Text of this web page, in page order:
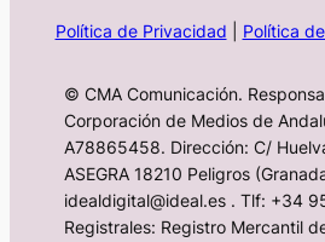
Política de Privacidad Política
© CMA Comunicación.
Corporación de Medios de
A78865458. Dirección: C/
ASEGRA 18210 Peligros
idealdigital@ideal.es . Tlf: +34
Registrales: Registro Mercantil